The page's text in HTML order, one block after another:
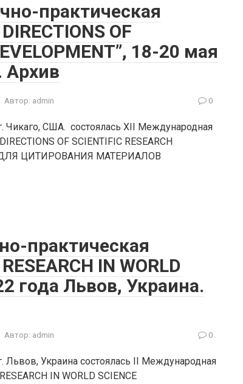
практическая
OF
18-20 мая
Архив
Автор: admin 0
Чикаго, США. состоялась XII Международная
OF SCIENTIFIC RESEARCH
ДЛЯ ЦИТИРОВАНИЯ МАТЕРИАЛОВ
практическая
IN WORLD
года Львов, Украина.
Автор: admin 0
Украина состоялась II Международная
IN WORLD SCIENCE